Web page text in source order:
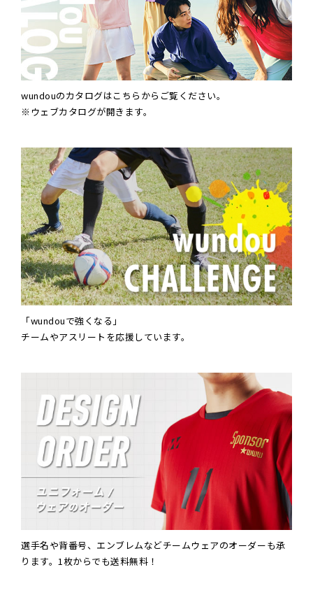
wundouのカタログはこちらからご覧ください。
※ウェブカタログが開きます。
「wundouで強くなる」
チームやアスリートを応援しています。
選手名や背番号、エンブレムなどチームウェアのオーダーも承
ります。1枚からでも送料無料！